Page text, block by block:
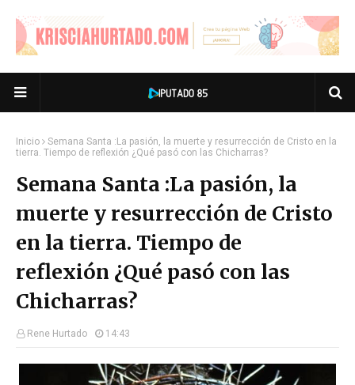
Inicio
Semana Santa :La pasión, la muerte y resurrección de Cristo en la
tierra. Tiempo de reflexión ¿Qué pasó con las Chicharras?
Semana Santa :La pasión, la
muerte y resurrección de Cristo
en la tierra. Tiempo de
reflexión ¿Qué pasó con las
Chicharras?
Rene Hurtado 14:43